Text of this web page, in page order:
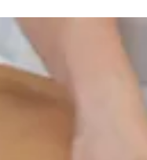
Карта
Новости
Что привезти